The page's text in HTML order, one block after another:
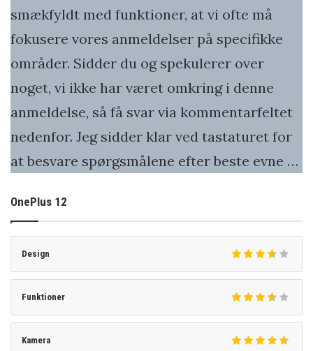
smækfyldt med funktioner, at vi ofte må
fokusere vores anmeldelser på specifikke
områder. Sidder du og spekulerer over
noget, vi ikke har været omkring i denne
anmeldelse, så få svar via kommentarfeltet
nedenfor. Jeg sidder klar ved tastaturet for
at besvare spørgsmålene efter beste evne …
OnePlus 12
Design
Funktioner
Kamera